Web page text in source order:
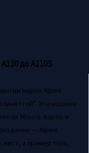
до A110S
марки Alpine
Эта машина
Монте-Карло и
— Alpine
жест, а пример того,